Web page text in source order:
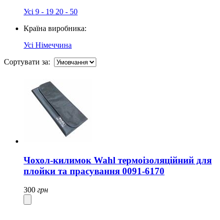
Усі 9 - 19 20 - 50
Країна виробника:
Усі Німеччина
Сортувати за:
Чохол-килимок Wahl термоізоляційний для
плойки та прасування 0091-6170
300 грн